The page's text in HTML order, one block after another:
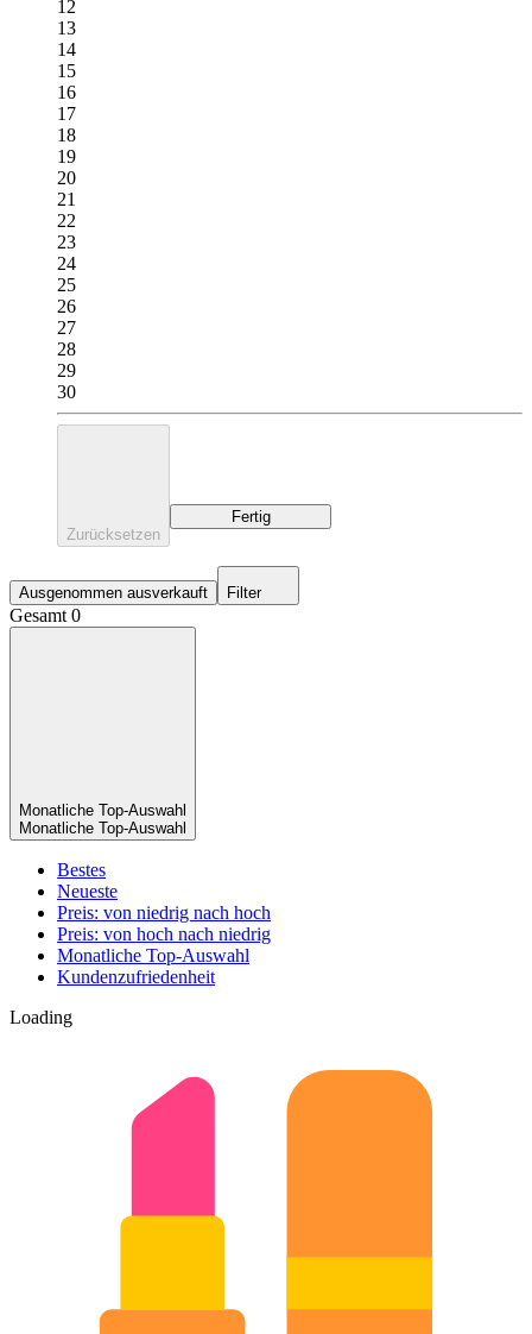
12
13
14
15
16
17
18
19
20
21
22
23
24
25
26
27
28
29
30
Zurücksetzen
Fertig
Ausgenommen ausverkauft Filter
Gesamt 0
Monatliche Top-Auswahl
Monatliche Top-Auswahl
Bestes
Neueste
Preis: von niedrig nach hoch
Preis: von hoch nach niedrig
Monatliche Top-Auswahl
Kundenzufriedenheit
Loading